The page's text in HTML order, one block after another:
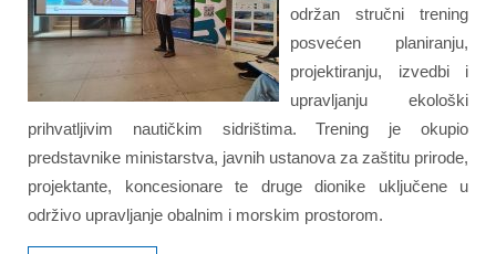
održan stručni trening
posvećen planiranju,
projektiranju, izvedbi i
upravljanju ekološki
prihvatljivim nautičkim sidrištima. Trening je okupio
predstavnike ministarstva, javnih ustanova za zaštitu prirode,
projektante, koncesionare te druge dionike uključene u
održivo upravljanje obalnim i morskim prostorom.